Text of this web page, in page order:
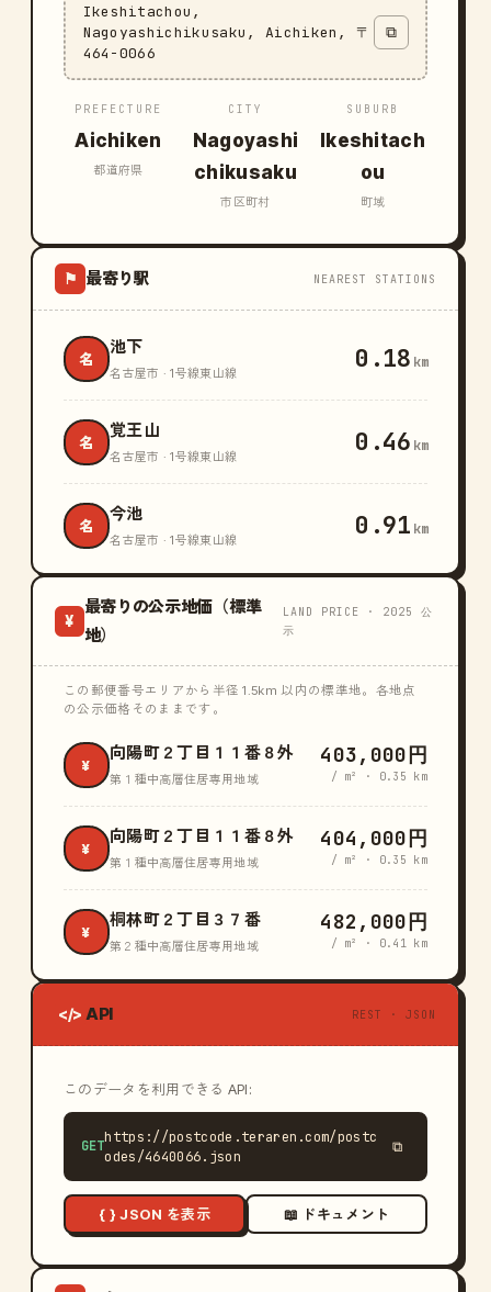
Ikeshitachou,
Nagoyashichikusaku, Aichiken, 〒
464-0066
⧉
PREFECTURE
Aichiken
都道府県
CITY
Nagoyashi
chikusaku
市区町村
SUBURB
Ikeshitach
ou
町域
⚑ 最寄り駅 NEAREST STATIONS
名
池下
名古屋市 · 1号線東山線 0.18 km
名
覚王山
名古屋市 · 1号線東山線 0.46 km
名
今池
名古屋市 · 1号線東山線 0.91 km
¥
最寄りの公示地価（標準
地）
LAND PRICE · 2025 公
示
この郵便番号エリアから半径 1.5km 以内の標準地。各地点
の公示価格そのままです。
¥
向陽町２丁目１１番８外
第１種中高層住居専用地域
403,000円
/ m² · 0.35 km
¥
向陽町２丁目１１番８外
第１種中高層住居専用地域
404,000円
/ m² · 0.35 km
¥
桐林町２丁目３７番
第２種中高層住居専用地域
482,000円
/ m² · 0.41 km
</> API REST · JSON
このデータを利用できる API:
GET
https://postcode.teraren.com/postc
odes/4640066.json
⧉
{ } JSON を表示 📖 ドキュメント